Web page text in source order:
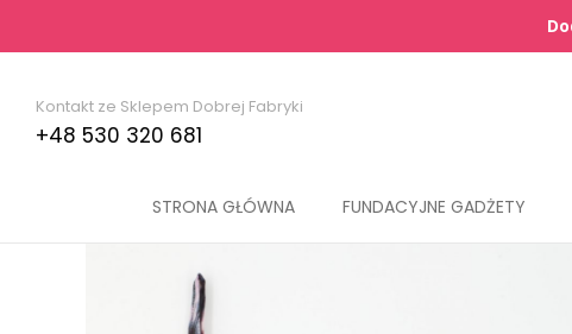
Kontakt ze Sklepem Dobrej Fabryki
+48 530 320 681
STRONA GŁÓWNA FUNDACYJNE GADŻETY